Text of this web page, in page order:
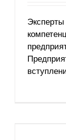
Эксперты